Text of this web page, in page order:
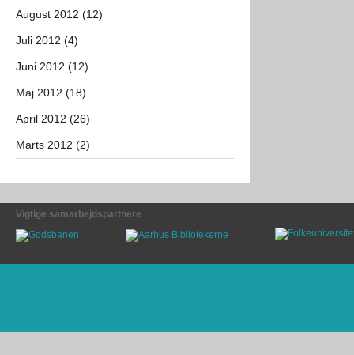
August 2012 (12)
Juli 2012 (4)
Juni 2012 (12)
Maj 2012 (18)
April 2012 (26)
Marts 2012 (2)
Vigtige samarbejdspartnere